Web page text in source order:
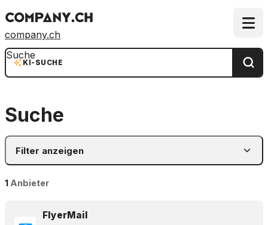
company.ch
KI-SUCHE
Suche
Suche
Filter anzeigen
1 Anbieter
FlyerMail